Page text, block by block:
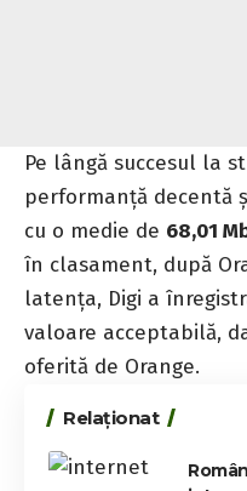
Pe lângă succesul la
performanță decentă
cu o medie de 68,01
în clasament, după
latența, Digi a
valoare acceptabilă,
oferită de Orange.
Relaționat